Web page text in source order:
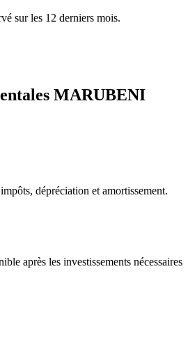
sur les 12 derniers mois.
MARUBENI
dépréciation et amortissement.
après les investissements nécessaires